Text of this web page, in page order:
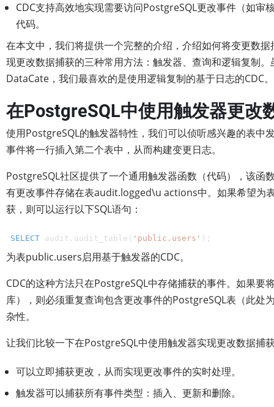
CDC支持高效地实现需要访问PostgreSQL更改事件（如审
代码。
在本文中，我们将提供一个完整的介绍，介绍如何将变更数
现更改数据捕获的三种常用方法：触发器、查询和逻辑复制
DataCate，我们最喜欢的是使用逻辑复制的基于日志的CDC。
在PostgreSQL中使用触发器更改
使用PostgreSQL的触发器特性，我们可以侦听感兴趣的表中
事件将一行插入第二个表中，从而构建变更日志。
PostgreSQL社区提供了一个通用触发器函数（代码），该函
有更改事件存储在表audit.logged\u actions中。如果希望为
获，则可以运行以下SQL语句：
SELECT audit.audit_table( 'public.users' );
为表public.users启用基于触发器的CDC。
CDC的这种方法只在PostgreSQL中存储捕获的事件。如果要
库），则必须重复查询包含更改事件的PostgreSQL表（此
杂性。
让我们比较一下在PostgreSQL中使用触发器实现更改数据捕
可以立即捕获更改，从而实现更改事件的实时处理。
触发器可以捕获所有事件类型：插入、更新和删除。